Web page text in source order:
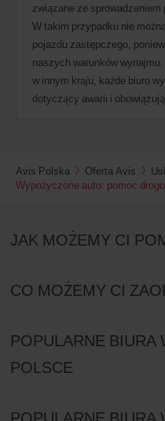
związane ze
W takim przypadku nie
pojazdu zastępczego,
naszych warunków
w innym kraju, każde biuro
dotyczący awarii i
Avis Polska Oferta Avis
Wypożyczone auto: pomoc
JAK MOŻEMY CI
CO MOŻEMY CI
POPULARNE BIURA
POLSCE